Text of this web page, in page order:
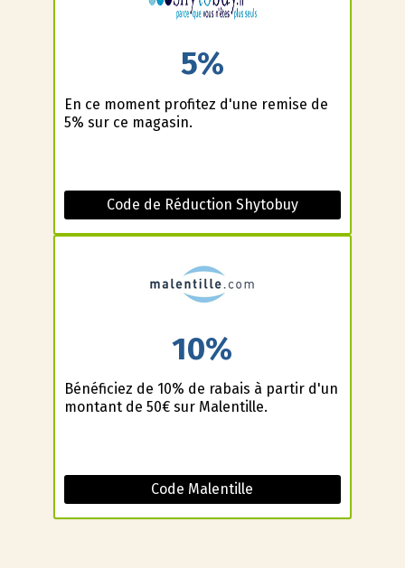
5%
En ce moment profitez d'une remise de
5% sur ce magasin.
Code de Réduction Shytobuy
10%
Bénéficiez de 10% de rabais à partir d'un
montant de 50€ sur Malentille.
Code Malentille